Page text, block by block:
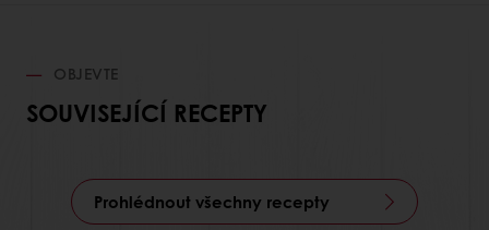
OBJEVTE
SOUVISEJÍCÍ RECEPTY
Prohlédnout všechny recepty